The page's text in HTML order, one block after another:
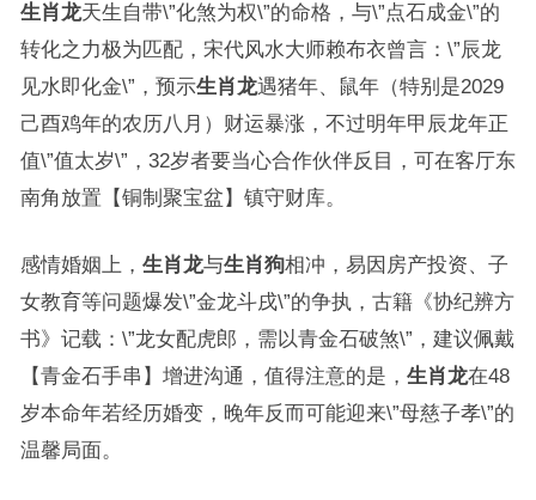
生肖龙天生自带\”化煞为权\”的命格，与\”点石成金\”的
转化之力极为匹配，宋代风水大师赖布衣曾言：\”辰龙
见水即化金\”，预示生肖龙遇猪年、鼠年（特别是2029
己酉鸡年的农历八月）财运暴涨，不过明年甲辰龙年正
值\”值太岁\”，32岁者要当心合作伙伴反目，可在客厅东
南角放置【铜制聚宝盆】镇守财库。
感情婚姻上， 生肖龙与生肖狗相冲，易因房产投资、子
女教育等问题爆发\”金龙斗戌\”的争执，古籍《协纪辨方
书》记载：\”龙女配虎郎，需以青金石破煞\”，建议佩戴
【青金石手串】增进沟通，值得注意的是， 生肖龙在48
岁本命年若经历婚变，晚年反而可能迎来\”母慈子孝\”的
温馨局面。